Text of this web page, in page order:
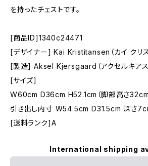
を持ったチェストです。
[商品ID]1340c24471
[デザイナー] Kai Kristitansen（カイ クリス
[製造] Aksel Kjersgaard（アクセルキアス
[サイズ]
W60cm D36cm H52.1cm（脚部高さ32cm
引き出し内寸 W54.5cm D31.5cm 深さ
[送料ランク]A
International shipping